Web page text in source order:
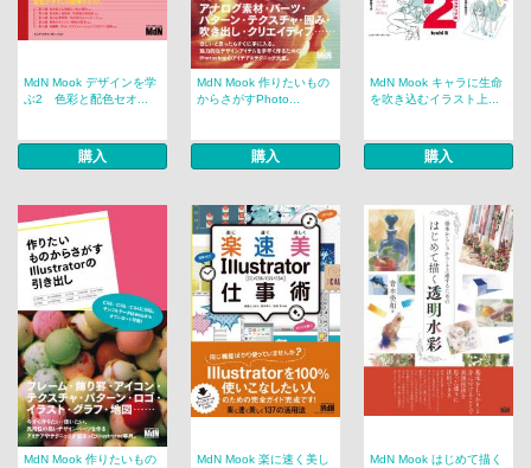
MdN Mook デザインを学
ぶ2 色彩と配色セオ...
購入
MdN Mook 作りたいもの
からさがすPhoto...
購入
MdN Mook キャラに生命
を吹き込むイラスト上...
購入
MdN Mook 作りたいもの
MdN Mook 楽に速く美し
MdN Mook はじめて描く